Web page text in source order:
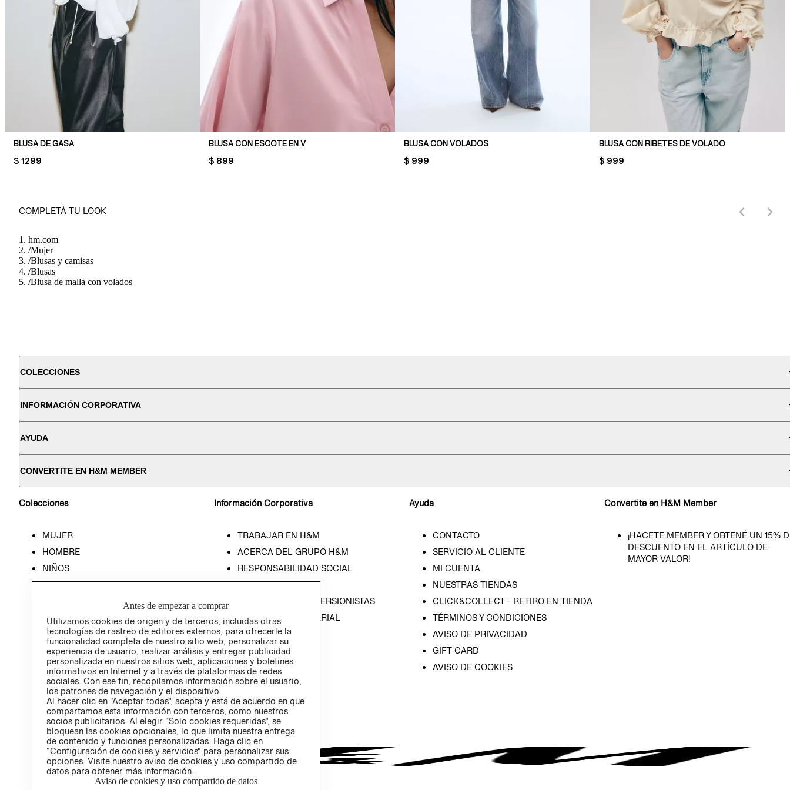
BLUSA DE GASA
PRICE:
$ 1299
BLUSA CON ESCOTE EN V
PRICE:
$ 899
BLUSA CON VOLADOS
PRICE:
$ 999
BLUSA CON RIBETES DE VOLADO
PRICE:
$ 999
COMPLETÁ TU LOOK
hm.com
/Mujer
/Blusas y camisas
/Blusas
/Blusa de malla con volados
COLECCIONES
INFORMACIÓN CORPORATIVA
AYUDA
CONVERTITE EN H&M MEMBER
Colecciones
MUJER
HOMBRE
NIÑOS
HOME
Información Corporativa
TRABAJAR EN H&M
ACERCA DEL GRUPO H&M
RESPONSABILIDAD SOCIAL
PRENSA
RELACIÓN CON INVERSIONISTAS
POLÍTICA EMPRESARIAL
Ayuda
CONTACTO
SERVICIO AL CLIENTE
MI CUENTA
NUESTRAS TIENDAS
CLICK&COLLECT - RETIRO EN TIENDA
TÉRMINOS Y CONDICIONES
AVISO DE PRIVACIDAD
GIFT CARD
AVISO DE COOKIES
Convertite en H&M Member
¡HACETE MEMBER Y OBTENÉ UN 15%
DESCUENTO EN EL ARTÍCULO DE
MAYOR VALOR!
Antes de empezar a comprar
Utilizamos cookies de origen y de terceros, incluidas otras
tecnologías de rastreo de editores externos, para ofrecerle la
funcionalidad completa de nuestro sitio web, personalizar su
experiencia de usuario, realizar análisis y entregar publicidad
personalizada en nuestros sitios web, aplicaciones y boletines
informativos en Internet y a través de plataformas de redes
sociales. Con ese fin, recopilamos información sobre el usuario,
los patrones de navegación y el dispositivo.
Al hacer clic en “Aceptar todas”, acepta y está de acuerdo en que
compartamos esta información con terceros, como nuestros
socios publicitarios. Al elegir “Solo cookies requeridas”, se
bloquean las cookies opcionales, lo que limita nuestra entrega
de contenido y funciones personalizadas. Haga clic en
“Configuración de cookies y servicios” para personalizar sus
opciones. Visite nuestro aviso de cookies y uso compartido de
datos para obtener más información.
Aviso de cookies y uso compartido de datos